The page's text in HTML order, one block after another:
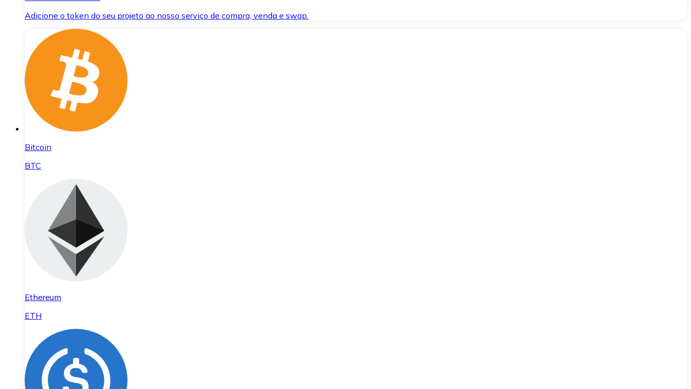
Adicione o token do seu projeto ao nosso serviço de compra, venda e swap.
Bitcoin
BTC
Ethereum
ETH